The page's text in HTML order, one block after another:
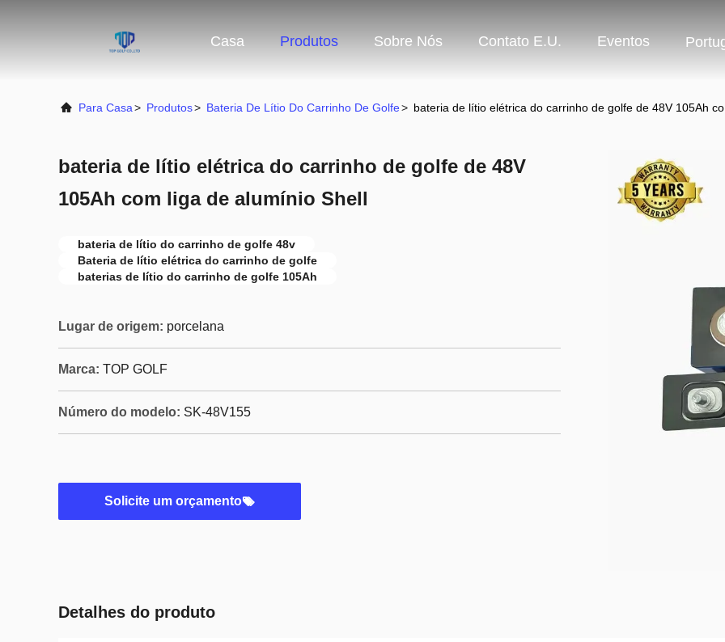
Casa Produtos Sobre Nós Contato E.U. Eventos
Para Casa> Produtos> Bateria De Lítio Do Carrinho De Golfe> bateria de lítio elétrica do carrinho de golfe de 48V 105Ah
bateria de lítio elétrica do carrinho de golfe de 48V
105Ah com liga de alumínio Shell
bateria de lítio do carrinho de golfe 48v
Bateria de lítio elétrica do carrinho de golfe
baterias de lítio do carrinho de golfe 105Ah
Lugar de origem: porcelana
Marca: TOP GOLF
Número do modelo: SK-48V155
Solicite um orçamento
Detalhes do produto